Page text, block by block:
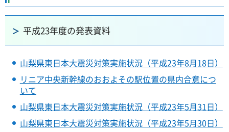
平成23年度の発表資料
山梨県東日本大震災対策実施状況（平成23年8月18日）
リニア中央新幹線のおおよその駅位置の県内合意につ
いて
山梨県東日本大震災対策実施状況（平成23年5月31日）
山梨県東日本大震災対策実施状況（平成23年5月30日）